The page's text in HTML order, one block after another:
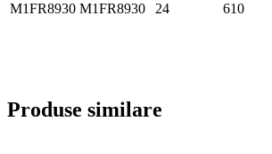
M1FR8930 M1FR8930 24 610
Produse similare